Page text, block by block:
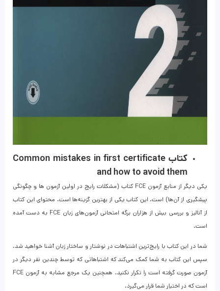
کتاب Common mistakes in first certificate
and how to avoid them
یکی دیگر از منابع آزمون FCE کتاب (مشکلات رایج در اولین آزمون ها و چگونگی
پیشگیری از آن‌ها) است. این کتاب یکی از بهترین گزینه‌‌ها است. محتوای این کتاب
از آنالیز و بررسی بیش از هزاران برگه امتحانی آزمون‌های زبان FCE به دست آمده
است.
شما در این کتاب با رایج‌ترین اشتباهات در نوشتار و ساختار زبان آشنا خواهید شد.
سپس این کتاب به شما کمک می‌کند که اشتباهاتی که توسط چندین نفر دیگر در
آزمون صورت گرفته است را تکرار نکنید. همچنین یک مرجع مشابه به آزمون FCE
است که در اختیار شما قرار می‌گیرد.